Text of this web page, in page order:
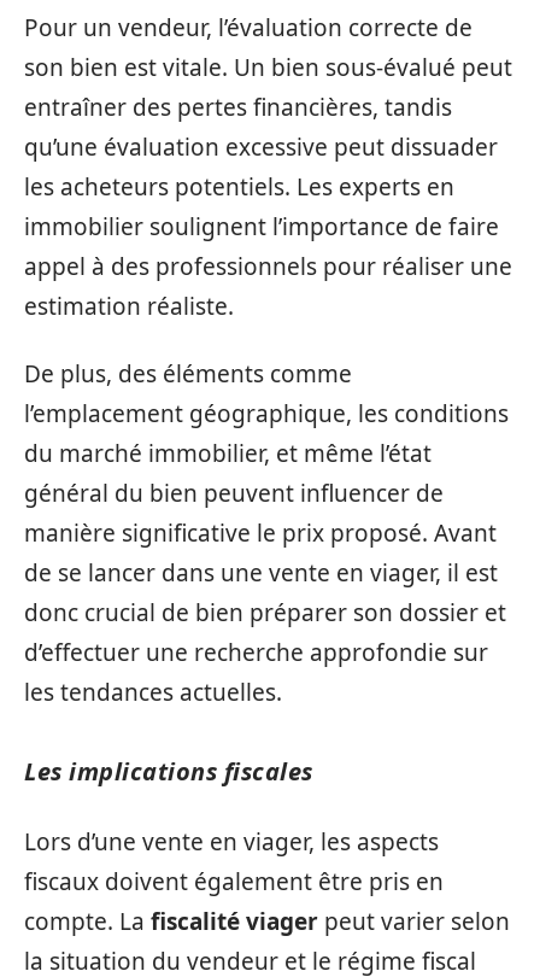
Pour un vendeur, l’évaluation correcte de
son bien est vitale. Un bien sous-évalué peut
entraîner des pertes financières, tandis
qu’une évaluation excessive peut dissuader
les acheteurs potentiels. Les experts en
immobilier soulignent l’importance de faire
appel à des professionnels pour réaliser une
estimation réaliste.
De plus, des éléments comme
l’emplacement géographique, les conditions
du marché immobilier, et même l’état
général du bien peuvent influencer de
manière significative le prix proposé. Avant
de se lancer dans une vente en viager, il est
donc crucial de bien préparer son dossier et
d’effectuer une recherche approfondie sur
les tendances actuelles.
Les implications fiscales
Lors d’une vente en viager, les aspects
fiscaux doivent également être pris en
compte. La fiscalité viager peut varier selon
la situation du vendeur et le régime fiscal